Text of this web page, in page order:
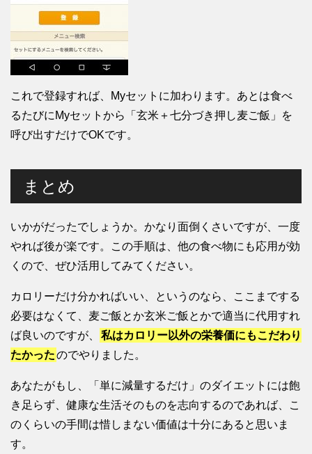
これで登録すれば、Myセットに加わります。あとは食べ
るたびにMyセットから「玄米＋七分づき押し麦ご飯」を
呼び出すだけでOKです。
まとめ
いかがだったでしょうか。かなり面倒くさいですが、一度
やれば後が楽です。この手順は、他の食べ物にも応用が効
くので、ぜひ活用してみてください。
カロリーだけ分かればいい、というのなら、ここまでする
必要はなくて、麦ご飯とか玄米ご飯とかで適当に代用すれ
ば良いのですが、
私はカロリー以外の栄養価にもこだわり
たかったのでやりました。
あなたがもし、「単に減量するだけ」のダイエットには飽
き足らず、健康な生活そのものを志向するのであれば、こ
のくらいの手間は惜しまない価値は十分にあると思いま
す。